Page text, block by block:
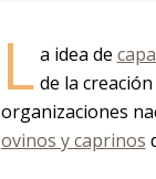
L a idea de
de la creación
organizaciones
ovinos y caprinos